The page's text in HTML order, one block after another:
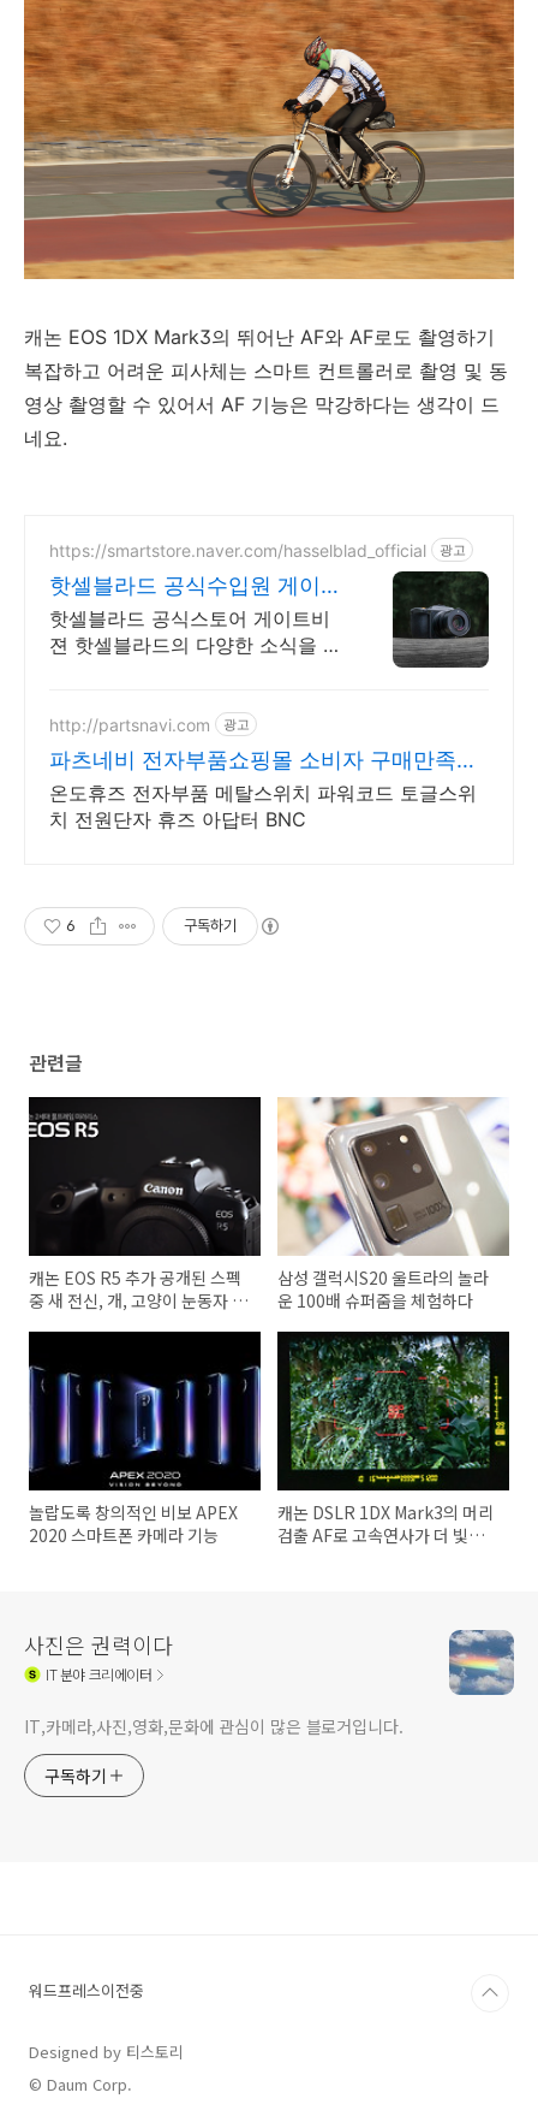
캐논 EOS 1DX Mark3의 뛰어난 AF와 AF로도 촬영하기
복잡하고 어려운 피사체는 스마트 컨트롤러로 촬영 및 동
영상 촬영할 수 있어서 AF 기능은 막강하다는 생각이 드
네요.
https://smartstore.naver.com/hasselblad_official 광고
핫셀블라드 공식수입원 게이트
비젼
핫셀블라드 공식스토어 게이트비
젼 핫셀블라드의 다양한 소식을 빠
http://partsnavi.com 광고
파츠네비 전자부품쇼핑몰 소비자 구매만족도
NO 1
온도휴즈 전자부품 메탈스위치 파워코드 토글스위
치 전원단자 휴즈 아답터 BNC
6 구독하기
관련글
캐논 EOS R5 추가 공개된 스펙
중 새 전신, 개, 고양이 눈동자 검
삼성 갤럭시S20 울트라의 놀라
운 100배 슈퍼줌을 체험하다
놀랍도록 창의적인 비보 APEX
2020 스마트폰 카메라 기능
캐논 DSLR 1DX Mark3의 머리
검출 AF로 고속연사가 더 빛이
사진은 권력이다
IT분야 크리에이터
IT,카메라,사진,영화,문화에 관심이 많은 블로거입니다.
구독하기
워드프레스이전중
Designed by 티스토리
© Daum Corp.